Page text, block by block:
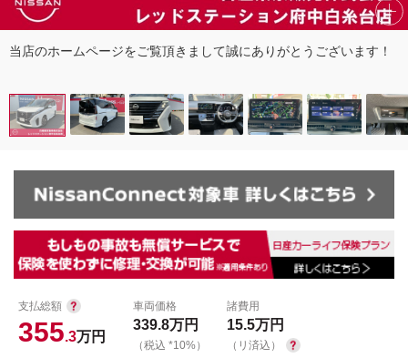
当店のホームページをご覧頂きまして誠にありがとうございます！
支払総額
355.3万円
車両価格
339.8万円
（税込 *10%）
諸費用
15.5万円
（リ済込）